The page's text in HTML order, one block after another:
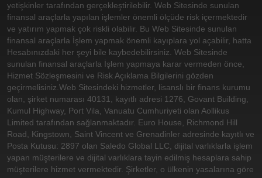
yetişkinler tarafından gerçekleştirilebilir. Web Sitesinde sunulan
finansal araçlarla yapılan işlemler önemli ölçüde risk içermektedir
ve yatırım yapmak çok riskli olabilir. Bu Web Sitesinde sunulan
finansal araçlarla İşlem yapmak önemli kayıplara yol açabilir, hatta
Hesabınızdaki her şeyi bile kaybedebilirsiniz. Web Sitesinde
sunulan finansal araçlarla İşlem yapmaya karar vermeden önce,
Hizmet Sözleşmesini ve Risk Açıklama Bilgilerini gözden
geçirmelisiniz. Web Sitesindeki hizmetler, lisanslı bir finans kurumu
olan, şirket numarası 40131, kayıtlı adresi 1276, Govant Building,
Kumul Highway, Port Vila, Vanuatu Cumhuriyeti olan Aollikus
Limited tarafından sağlanmaktadır. Euro House, Richmond Hill
Road, Kingstown, Saint Vincent ve Grenadinler adresinde kayıtlı ve
Posta Kutusu: 2897 olan Saledo Global LLC, dijital varlıklarla işlem
yapan müşterilere ve dijital varlıklara tayin edilmiş hesaplara sahip
müşterilere hizmet vermektedir. Şirketler, o ülkenin yasalarına göre